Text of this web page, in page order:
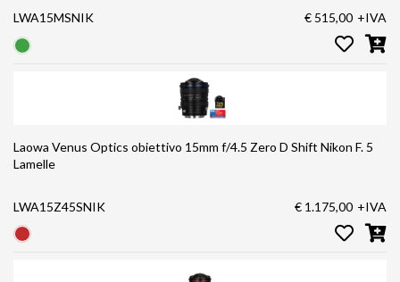
LWA15MSNIK € 515,00 +IVA
Laowa Venus Optics obiettivo 15mm f/4.5 Zero D Shift Nikon F. 5
Lamelle
LWA15Z45SNIK € 1.175,00 +IVA